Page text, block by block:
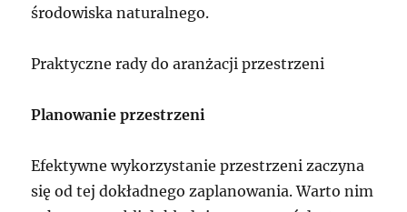
środowiska naturalnego.
Praktyczne rady do aranżacji przestrzeni
Planowanie przestrzeni
Efektywne wykorzystanie przestrzeni zaczyna
się od tej dokładnego zaplanowania. Warto nim